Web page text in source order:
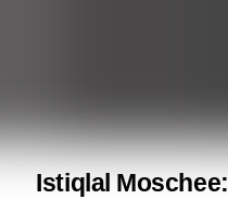
Istiqlal Moschee: